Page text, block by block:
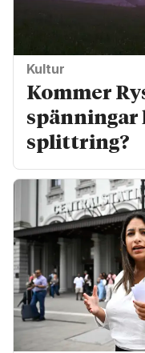
Kultur
Kommer
spänningar
splittring?